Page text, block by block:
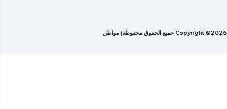
Copyright ©2026 جميع الحقوق محفوظة| مواطن